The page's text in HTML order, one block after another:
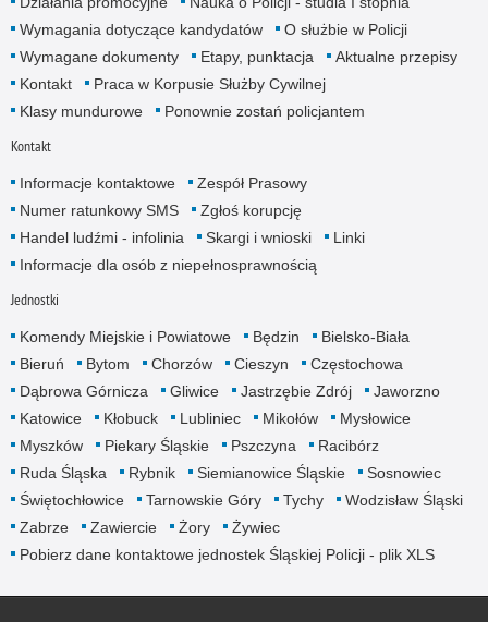
Wymagania dotyczące kandydatów
O służbie w Policji
Wymagane dokumenty
Etapy, punktacja
Aktualne przepisy
Kontakt
Praca w Korpusie Służby Cywilnej
Klasy mundurowe
Ponownie zostań policjantem
Kontakt
Informacje kontaktowe
Zespół Prasowy
Numer ratunkowy SMS
Zgłoś korupcję
Handel ludźmi - infolinia
Skargi i wnioski
Linki
Informacje dla osób z niepełnosprawnością
Jednostki
Komendy Miejskie i Powiatowe Będzin
Bielsko-Biała
Bieruń
Bytom Chorzów Cieszyn
Częstochowa
Dąbrowa Górnicza
Gliwice Jastrzębie Zdrój
Jaworzno
Katowice
Kłobuck Lubliniec Mikołów
Mysłowice
Myszków
Piekary Śląskie Pszczyna
Racibórz
Ruda Śląska
Rybnik Siemianowice Śląskie
Sosnowiec
Świętochłowice
Tarnowskie Góry Tychy
Wodzisław Śląski
Zabrze
Zawiercie Żory
Żywiec
Pobierz dane kontaktowe jednostek Śląskiej Policji - plik XLS